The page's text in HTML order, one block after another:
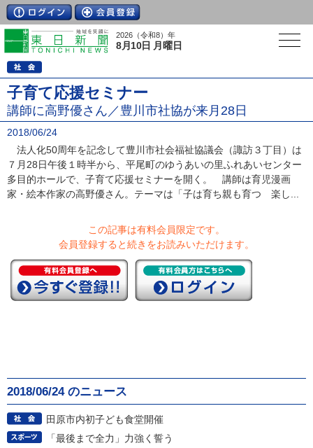
2026（令和8）年
8月10日 月曜日
子育て応援セミナー
講師に高野優さん／豊川市社協が来月28日
2018/06/24
法人化50周年を記念して豊川市社会福祉協議会（諏訪３丁目）は
７月28日午後１時半から、平尾町のゆうあいの里ふれあいセンター
多目的ホールで、子育て応援セミナーを開く。 講師は育児漫画
家・絵本作家の高野優さん。テーマは「子は育ち親も育つ 楽し...
この記事は有料会員限定です。
会員登録すると続きをお読みいただけます。
2018/06/24 のニュース
田原市内初子ども食堂開催
「最後まで全力」力強く誓う